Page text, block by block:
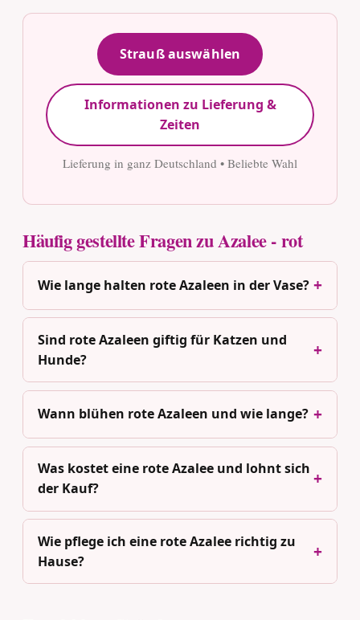
Strauß auswählen
Informationen zu Lieferung &
Zeiten
Lieferung in ganz Deutschland • Beliebte Wahl
Häufig gestellte Fragen zu Azalee - rot
Wie lange halten rote Azaleen in der Vase?
Sind rote Azaleen giftig für Katzen und
Hunde?
Wann blühen rote Azaleen und wie lange?
Was kostet eine rote Azalee und lohnt sich
der Kauf?
Wie pflege ich eine rote Azalee richtig zu
Hause?